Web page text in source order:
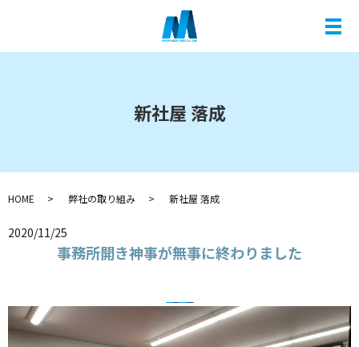
メ
新社屋 落成
HOME 弊社の取り組み 新社屋 落成
2020/11/25
事務所開き神事が無事に終わりました